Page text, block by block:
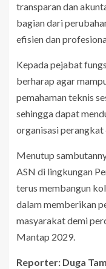
transparan dan
bagian dari
efisien dan
Kepada pejabat
berharap agar
pemahaman teknis
sehingga dapat
organisasi perangkat
Menutup
ASN di lingkungan
terus membangun
dalam memberikan
masyarakat demi
Mantap 2029.
Reporter: Duga